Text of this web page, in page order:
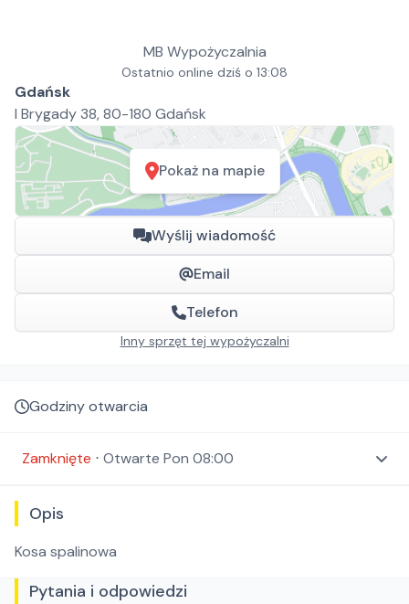
MB Wypożyczalnia
Ostatnio online dziś o 13:08
Gdańsk
I Brygady 38, 80-180 Gdańsk
Pokaż na mapie
Wyślij wiadomość
Email
Telefon
Inny sprzęt tej wypożyczalni
Godziny otwarcia
Zamknięte ⋅ Otwarte Pon 08:00
Opis
Kosa spalinowa
Pytania i odpowiedzi